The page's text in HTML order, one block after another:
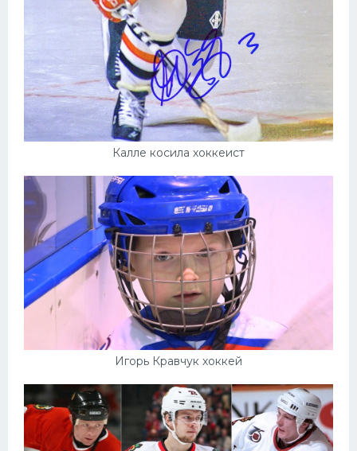
Калле косила хоккеист
Игорь Кравчук хоккей